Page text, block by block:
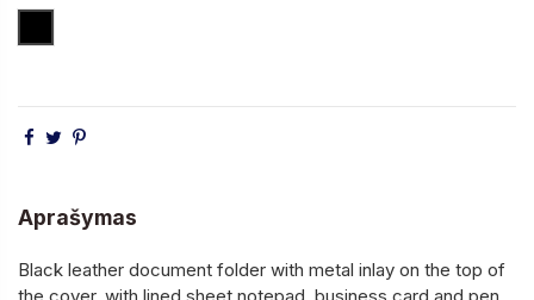
Aprašymas
Black leather document folder with metal inlay on the top of